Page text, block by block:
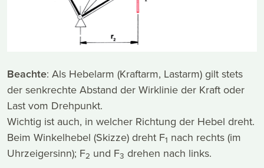
Beachte: Als Hebelarm (Kraftarm, Lastarm) gilt stets
der senkrechte Abstand der Wirklinie der Kraft oder
Last vom Drehpunkt.
Wichtig ist auch, in welcher Richtung der Hebel dreht.
Beim Winkelhebel (Skizze) dreht F1 nach rechts (im
Uhrzeigersinn); F2 und F3 drehen nach links.